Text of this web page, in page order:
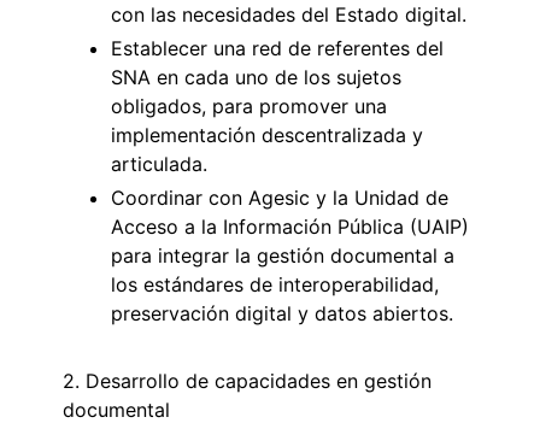
con las necesidades del Estado digital.
Establecer una red de referentes del
SNA en cada uno de los sujetos
obligados, para promover una
implementación descentralizada y
articulada.
Coordinar con Agesic y la Unidad de
Acceso a la Información Pública (UAIP)
para integrar la gestión documental a
los estándares de interoperabilidad,
preservación digital y datos abiertos.
2. Desarrollo de capacidades en gestión
documental